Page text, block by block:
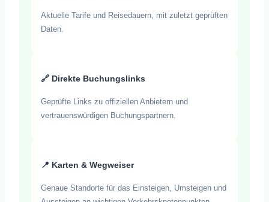
Aktuelle Tarife und Reisedauern, mit zuletzt geprüften
Daten.
🔗 Direkte Buchungslinks
Geprüfte Links zu offiziellen Anbietern und
vertrauenswürdigen Buchungspartnern.
📍 Karten & Wegweiser
Genaue Standorte für das Einsteigen, Umsteigen und